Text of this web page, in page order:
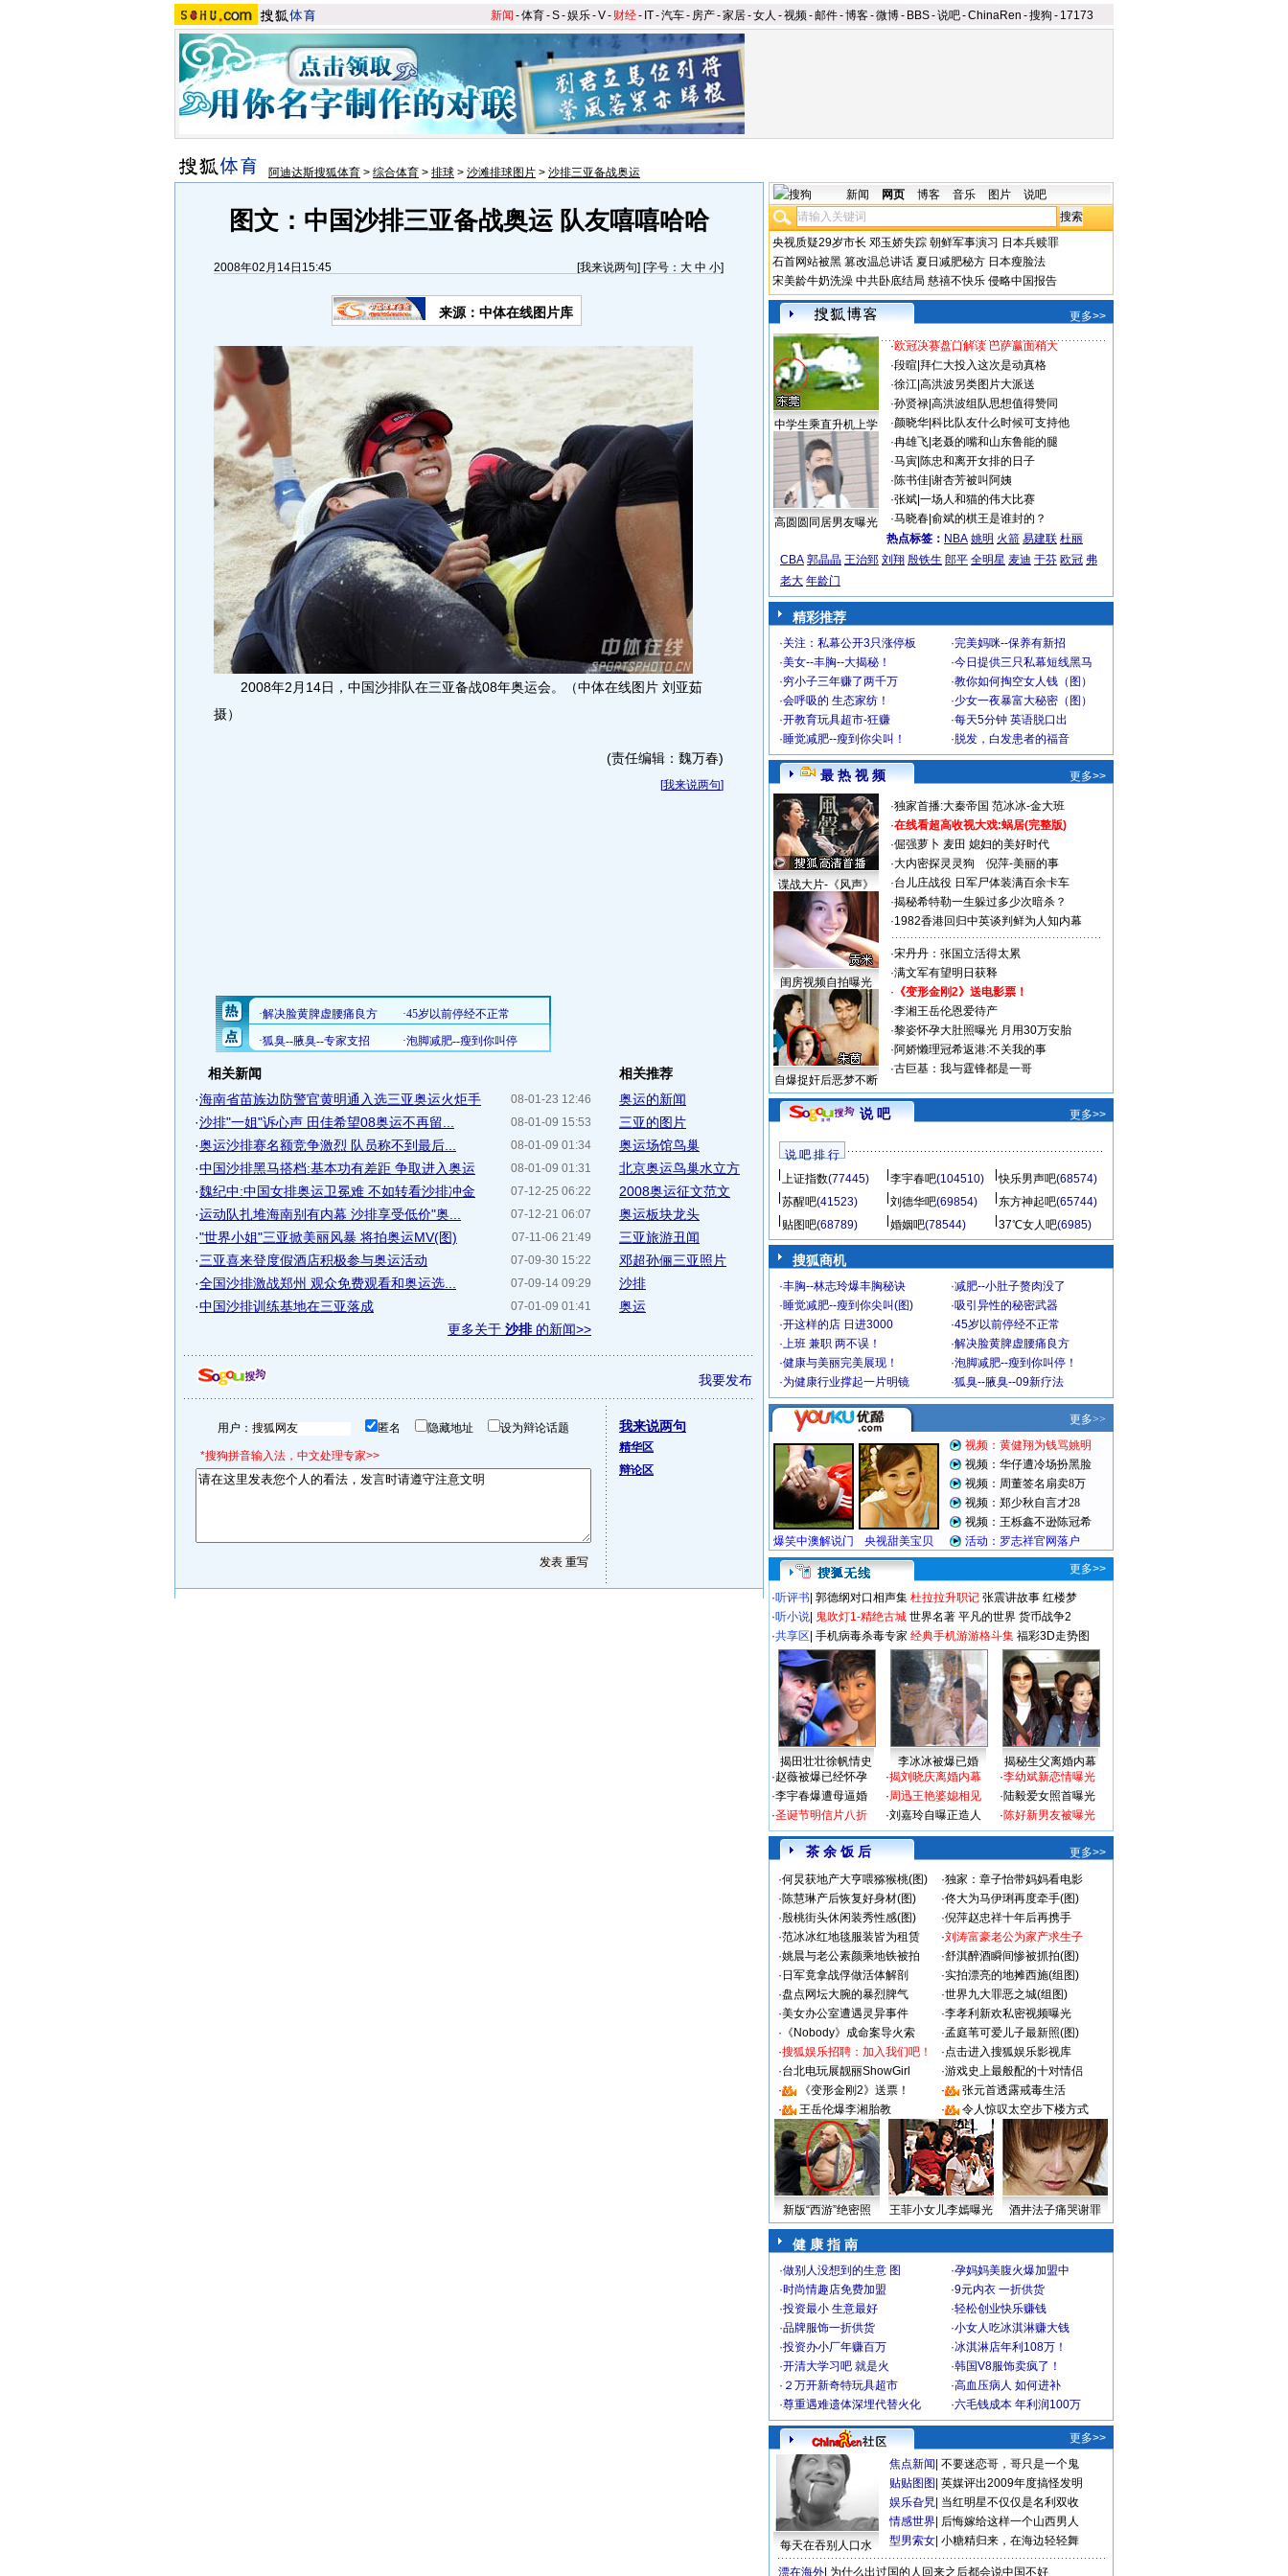
新闻 -体育-S-娱乐-V- 财经- IT-汽车- 房产-家居-女人 -视频-邮件-博客-微博- BBS-说吧-ChinaRen -搜狗 - 17173
阿迪达斯搜狐体育 > 综合体育 > 排球 > 沙滩排球图片 > 沙排三亚备战奥运
图文：中国沙排三亚备战奥运 队友嘻嘻哈哈
2008年02月14日15:45 [我来说两句] [字号： 大 中 小]
来源：中体在线图片库
2008年2月14日，中国沙排队在三亚备战08年奥运会。（中体在线图片 刘亚茹
摄）
(责任编辑：魏万春)
[我来说两句]
相关新闻
08-01-23 12:46
·海南省苗族边防警官黄明通入选三亚奥运火炬手
08-01-09 15:53
·沙排"一姐"诉心声 田佳希望08奥运不再留...
08-01-09 01:34
·奥运沙排赛名额竞争激烈 队员称不到最后...
08-01-09 01:31
·中国沙排黑马搭档:基本功有差距 争取进入奥运
07-12-25 06:22
·魏纪中:中国女排奥运卫冕难 不如转看沙排冲金
07-12-21 06:07
·运动队扎堆海南别有内幕 沙排享受低价"奥...
07-11-06 21:49
·"世界小姐"三亚掀美丽风暴 将拍奥运MV(图)
07-09-30 15:22
·三亚喜来登度假酒店积极参与奥运活动
07-09-14 09:29
·全国沙排激战郑州 观众免费观看和奥运选...
07-01-09 01:41
·中国沙排训练基地在三亚落成
更多关于 沙排的新闻>>
相关推荐
奥运的新闻
三亚的图片
奥运场馆鸟巢
北京奥运鸟巢水立方
2008奥运征文范文
奥运板块龙头
三亚旅游丑闻
邓超孙俪三亚照片
沙排
奥运
我要发布
用户： 匿名 隐藏地址 设为辩论话题
*搜狗拼音输入法，中文处理专家>>
我来说两句
精华区
辩论区
新闻 网页 博客 音乐 图片 说吧
央视质疑29岁市长 邓玉娇失踪 朝鲜军事演习 日本兵赎罪
石首网站被黑 篡改温总讲话 夏日减肥秘方 日本瘦脸法
宋美龄牛奶洗澡 中共卧底结局 慈禧不快乐 侵略中国报告
更多>>
中学生乘直升机上学
高圆圆同居男友曝光
·欧冠决赛盘口解读 巴萨赢面稍大
·段暄 拜仁大投入这次是动真格
·徐江| 高洪波另类图片大派送
·孙贤禄| 高洪波组队思想值得赞同
·颜晓华| 科比队友什么时候可支持他
·冉雄飞| 老聂的嘴和山东鲁能的腿
·马寅| 陈忠和离开女排的日子
·陈书佳| 谢杏芳被叫阿姨
·张斌| 一场人和猫的伟大比赛
·马晓春| 俞斌的棋王是谁封的？
热点标签： NBA 姚明 火箭 易建联 杜丽
CBA 郭晶晶 王治郅 刘翔 殷铁生 郎平 全明星 麦迪 于芬 欧冠 弗
老大 年龄门
精彩推荐
·关注：私幕公开3只涨停板 ·完美妈咪--保养有新招
·美女--丰胸--大揭秘！ ·今日提供三只私幕短线黑马
·穷小子三年赚了两千万 ·教你如何掏空女人钱（图）
·会呼吸的 生态家纺！ ·少女一夜暴富大秘密（图）
·开教育玩具超市-狂赚 ·每天5分钟 英语脱口出
·睡觉减肥--瘦到你尖叫！ · 脱发，白发患者的福音
最 热 视 频 更多>>
谍战大片-《风声》
闺房视频自拍曝光
自爆捉奸后恶梦不断
·独家首播:大秦帝国 范冰冰-金大班
·在线看超高收视大戏:蜗居(完整版)
·倔强萝卜 麦田 媳妇的美好时代
·大内密探灵灵狗
倪萍-美丽的事
·台儿庄战役 日军尸体装满百余卡车
·揭秘希特勒一生躲过多少次暗杀？
·1982香港回归中英谈判鲜为人知内幕
·宋丹丹：张国立活得太累
·满文军有望明日获释
· 《变形金刚2》送电影票！
·李湘王岳伦恩爱待产
·黎姿怀孕大肚照曝光 月用30万安胎
·阿娇懒理冠希返港:不关我的事
·古巨基：我与霆锋都是一哥
说 吧 更多>>
说 吧 排 行
上证指数(77445) 李宇春吧(104510) 快乐男声吧(68574)
苏醒吧(41523) 刘德华吧(69854) 东方神起吧(65744)
贴图吧(68789) 婚姻吧(78544) 37℃女人吧(6985)
搜狐商机
·丰胸--林志玲爆丰胸秘诀 ·减肥--小肚子赘肉没了
·睡觉减肥--瘦到你尖叫(图) ·吸引异性的秘密武器
·开这样的店 日进3000 ·45岁以前停经不正常
·上班 兼职 两不误！ ·解决脸黄脾虚腰痛良方
·健康与美丽完美展现！ ·泡脚减肥--瘦到你叫停！
·为健康行业撑起一片明镜 ·狐臭--腋臭--09新疗法
更多>>
·听评书 郭德纲对口相声集 杜拉拉升职记 张震讲故事 红楼梦
·听小说 鬼吹灯1-精绝古城 世界名著 平凡的世界 货币战争2
·共享区 手机病毒杀毒专家 经典手机游游格斗集 福彩3D走势图
揭田壮壮徐帆情史 李冰冰被爆已婚
揭秘生父离婚内幕
·赵薇被爆已经怀孕
·李宇春爆遭母逼婚
·圣诞节明信片八折
·揭刘晓庆离婚内幕
·周迅王艳婆媳相见
·刘嘉玲自曝正造人
·李幼斌新恋情曝光
·陆毅爱女照首曝光
·陈好新男友被曝光
茶 余 饭 后
更多>>
·何炅获地产大亨喂猕猴桃(图) ·独家：章子怡带妈妈看电影
·陈慧琳产后恢复好身材(图) ·佟大为马伊琍再度牵手(图)
·殷桃街头休闲装秀性感(图) ·倪萍赵忠祥十年后再携手
·范冰冰红地毯服装皆为租赁 ·刘涛富豪老公为家产求生子
·姚晨与老公素颜乘地铁被拍 ·舒淇醉酒瞬间惨被抓拍(图)
· 日军竟拿战俘做活体解剖 ·实拍漂亮的地摊西施(组图)
·盘点网坛大腕的暴烈脾气 ·世界九大罪恶之城(组图)
·美女办公室遭遇灵异事件 ·李孝利新欢私密视频曝光
· 《Nobody》成命案导火索 ·孟庭苇可爱儿子最新照(图)
·搜狐娱乐招聘：加入我们吧！ ·点击进入搜狐娱乐影视库
·台北电玩展靓丽ShowGirl ·游戏史上最般配的十对情侣
·
《变形金刚2》送票！ ·
张元首透露戒毒生活
·
王岳伦爆李湘胎教 · 令人惊叹太空步下楼方式
新版“西游”绝密照 王菲小女儿李嫣曝光 酒井法子痛哭谢罪
健 康 指 南
·做别人没想到的生意 图 ·孕妈妈美腹火爆加盟中
·时尚情趣店免费加盟 ·9元内衣 一折供货
·投资最小 生意最好 ·轻松创业快乐赚钱
·品牌服饰一折供货 ·小女人吃冰淇淋赚大钱
·投资办小厂年赚百万 ·冰淇淋店年利108万！
·开清大学习吧 就是火 ·韩国V8服饰卖疯了！
· ２万开新奇特玩具超市 ·高血压病人 如何进补
·尊重遇难遗体深埋代替火化 ·六毛钱成本 年利润100万
更多>>
每天在吞别人口水
焦点新闻 不要迷恋哥，哥只是一个鬼
贴贴图图 英媒评出2009年度搞怪发明
娱乐旮旯 当红明星不仅仅是名利双收
情感世界 后悔嫁给这样一个山西男人
型男索女 小糖精归来，在海边轻轻舞
漂在海外 为什么出过国的人回来之后都会说中国不好